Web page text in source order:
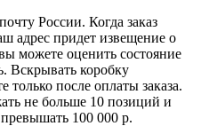
России. Когда заказ
адрес придет извещение о
можете оценить состояние
Вскрывать коробку
только после оплаты заказа.
не больше 10 позиций и
100 000 р.